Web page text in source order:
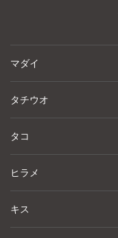
マダイ
タチウオ
タコ
ヒラメ
キス